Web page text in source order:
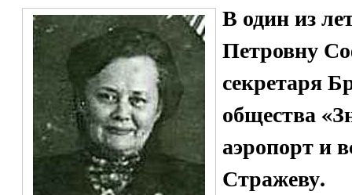
В один из
Петровну
секретаря
общества
аэропорт и
Стражеву.